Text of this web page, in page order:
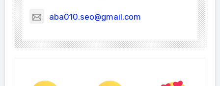
aba010.seo@gmail.com